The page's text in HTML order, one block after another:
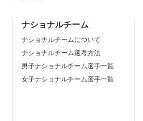
ナショナルチーム
ナショナルチームについて
ナショナルチーム選考方法
男子ナショナルチーム選手一覧
女子ナショナルチーム選手一覧